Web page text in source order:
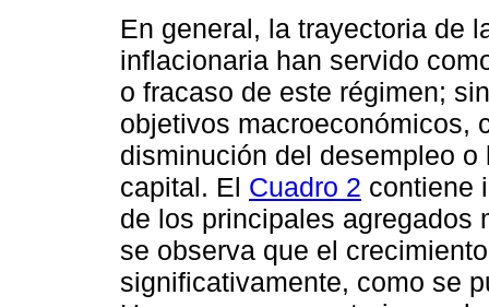
En general, la trayectoria de
inflacionaria han servido
o fracaso de este régimen;
objetivos macroeconómicos,
disminución del desempleo
capital. El Cuadro 2 contiene
de los principales agregados
se observa que el
significativamente, como se